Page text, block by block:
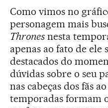
Como vimos no
personagem mais
Thronesnesta
apenas ao fato de ele
destacados do
dúvidas sobre o seu
nas cabeças dos fãs
temporadas formam